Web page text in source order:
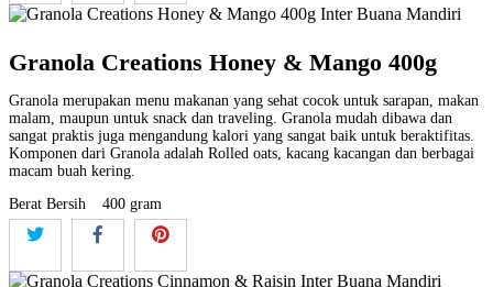
Granola Creations Honey & Mango 400g
Granola merupakan menu makanan yang sehat cocok untuk sarapan, makan
malam, maupun untuk snack dan traveling. Granola mudah dibawa dan
sangat praktis juga mengandung kalori yang sangat baik untuk beraktifitas.
Komponen dari Granola adalah Rolled oats, kacang kacangan dan berbagai
macam buah kering.
Berat Bersih
400 gram